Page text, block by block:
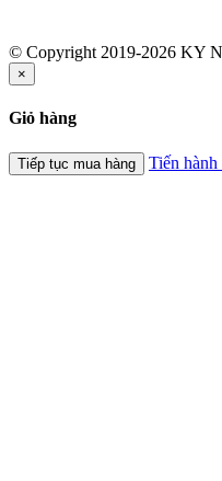
© Copyright 2019-2026 KY
×
Giỏ hàng
Tiếp tục mua hàng Tiến hành